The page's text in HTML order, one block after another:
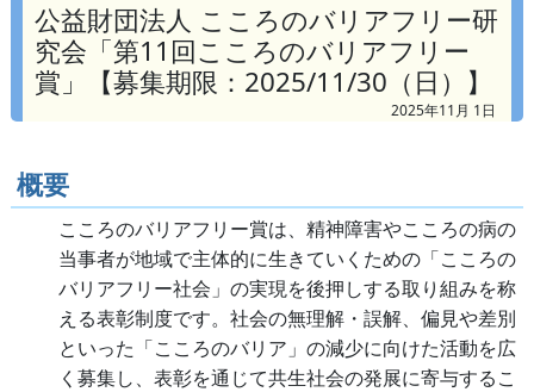
公益財団法人 こころのバリアフリー研
究会「第11回こころのバリアフリー
賞」【募集期限：2025/11/30（日）】
2025年11月 1日
概要
こころのバリアフリー賞は、精神障害やこころの病の
当事者が地域で主体的に生きていくための「こころの
バリアフリー社会」の実現を後押しする取り組みを称
える表彰制度です。社会の無理解・誤解、偏見や差別
といった「こころのバリア」の減少に向けた活動を広
く募集し、表彰を通じて共生社会の発展に寄与するこ